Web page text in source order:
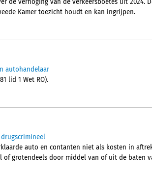
de verhoging van de verkeersboetes uit 2024.
Kamer toezicht houdt en kan ingrijpen.
autohandelaar
lid 1 Wet RO).
auto en contanten niet als kosten in
grotendeels door middel van of uit de baten